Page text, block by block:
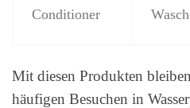
Conditioner
Mit diesen Produkten
häufigen Besuchen in